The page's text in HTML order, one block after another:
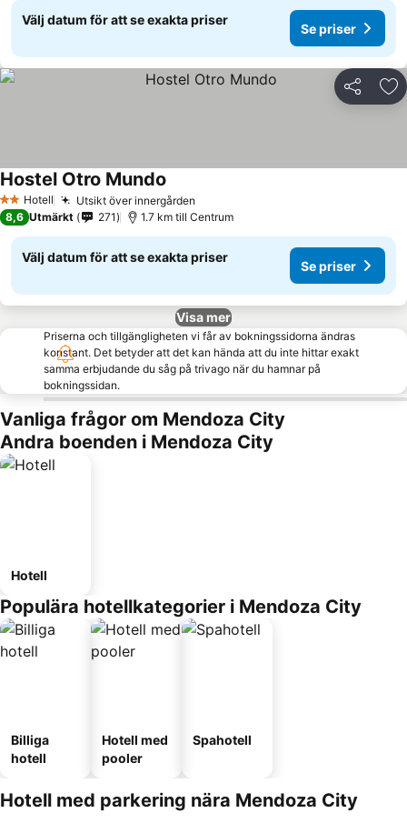
Välj datum för att se exakta priser
Se priser
Dela
2 Stjärnor
Hotell Utsikt över innergården
Hostel Otro Mundo
8,6 Utmärkt 271 1.7 km till Centrum
Välj datum för att se exakta priser
Se priser
Visa mer
Priserna och tillgängligheten vi får av bokningssidorna ändras
konstant. Det betyder att det kan hända att du inte hittar exakt
samma erbjudande du såg på trivago när du hamnar på
bokningssidan.
Vanliga frågor om Mendoza City
Andra boenden i Mendoza City
Hotell
Populära hotellkategorier i Mendoza City
Billiga
hotell
Hotell med
pooler
Spahotell
Hotell med parkering nära Mendoza City